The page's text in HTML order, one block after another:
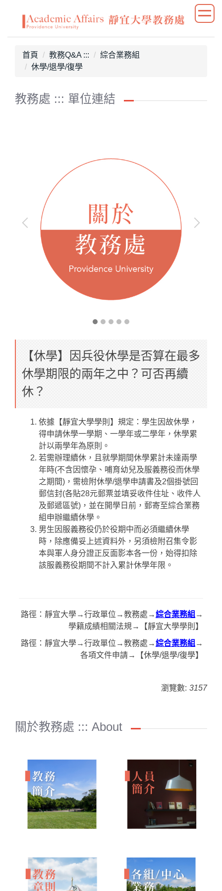
首頁 教務Q&A :::
綜合業務組
休學/退學/復學
教務處 ::: 單位連結
【休學】因兵役休學是否算在最多
休學期限的兩年之中？可否再續
休？
依據【靜宜大學學則】規定：學生因故休學，
得申請休學一學期、一學年或二學年，休學累
計以兩學年為原則。
若需辦理續休，且就學期間休學累計未達兩學
年時(不含因懷孕、哺育幼兒及服義務役而休學
之期間)，需檢附休學/退學申請書及2個掛號回
郵信封(各貼28元郵票並填妥收件住址、收件人
及郵遞區號)，並在開學日前，郵寄至綜合業務
組申辦繼續休學。
男生因服義務役仍於役期中而必須繼續休學
時，除應備妥上述資料外，另須檢附召集令影
本與軍人身分證正反面影本各一份，始得扣除
該服義務役期間不計入累計休學年限。
路徑：靜宜大學→行政單位→教務處→綜合業務組 →
學籍成績相關法規→【靜宜大學學則】
路徑：靜宜大學→行政單位→教務處→綜合業務組 →
各項文件申請→【休學/退學/復學】
瀏覽數: 3157
關於教務處 ::: About